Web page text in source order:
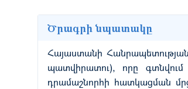
Ծրագրի նպատակը
Հայաստանի Հանրապետության
պատվիրատու), որը
դրամաշնորհի հատկացման